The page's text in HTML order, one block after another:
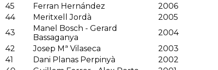
45
Ferran Hernández
2006
44
Meritxell Jordà
2005
43
Manel Bosch - Gerard
Bassaganya
2004
42
Josep Mª Vilaseca
2003
41
Dani Planas Perpinyà
2002